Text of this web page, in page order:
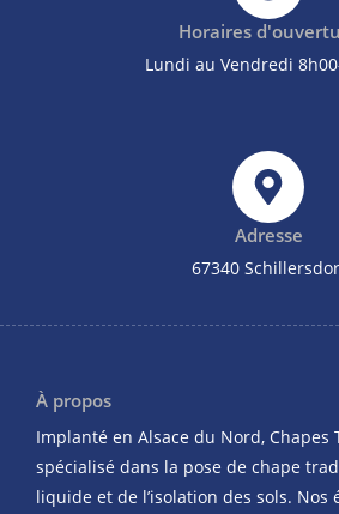
Horaires
Lundi au Vendredi
Adresse
67340
À propos
Implanté en Alsace du Nord, Chapes
spécialisé dans la pose de chape
liquide et de l’isolation des sols. Nos